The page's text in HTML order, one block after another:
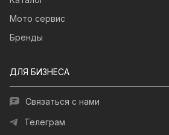
Мото сервис
Бренды
ДЛЯ БИЗНЕСА
Связаться с нами
Телеграм